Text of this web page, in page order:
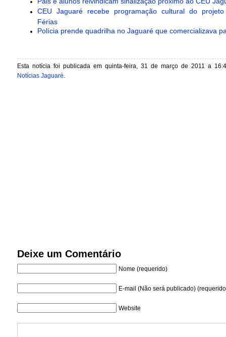
CEU Jaguaré recebe programação cultural do
Férias
Polícia prende quadrilha no Jaguaré que comercializava
Esta notícia foi publicada em quinta-feira, 31 de março de 2011 a
Notícias Jaguaré.
Deixe um Comentário
Nome (requerido)
E-mail (Não será publicado)
Website